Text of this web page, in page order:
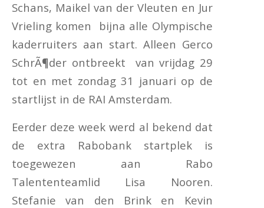
Schans, Maikel van der Vleuten en Jur
Vrieling komen bijna alle Olympische
kaderruiters aan start. Alleen Gerco
SchrÃ¶der ontbreekt van vrijdag 29
tot en met zondag 31 januari op de
startlijst in de RAI Amsterdam.
Eerder deze week werd al bekend dat
de extra Rabobank startplek is
toegewezen aan Rabo
Talententeamlid Lisa Nooren.
Stefanie van den Brink en Kevin